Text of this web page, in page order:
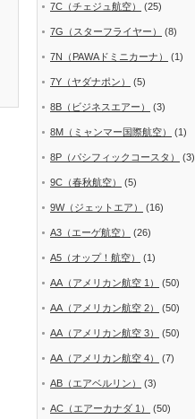
7C（チェジュ航空） (25)
7G（スターフライヤー） (8)
7N（PAWAドミニカーナ） (1)
7Y（ヤダナポン） (5)
8B（ビジネスエアー） (3)
8M（ミャンマー国際航空） (1)
8P（パシフィックコースタ） (3)
9C（春秋航空） (5)
9W（ジェットエア） (16)
A3（エーゲ航空） (26)
A5（オップ！航空） (1)
AA（アメリカン航空 1） (50)
AA（アメリカン航空 2） (50)
AA（アメリカン航空 3） (50)
AA（アメリカン航空 4） (7)
AB（エアベルリン） (3)
AC（エアーカナダ 1） (50)